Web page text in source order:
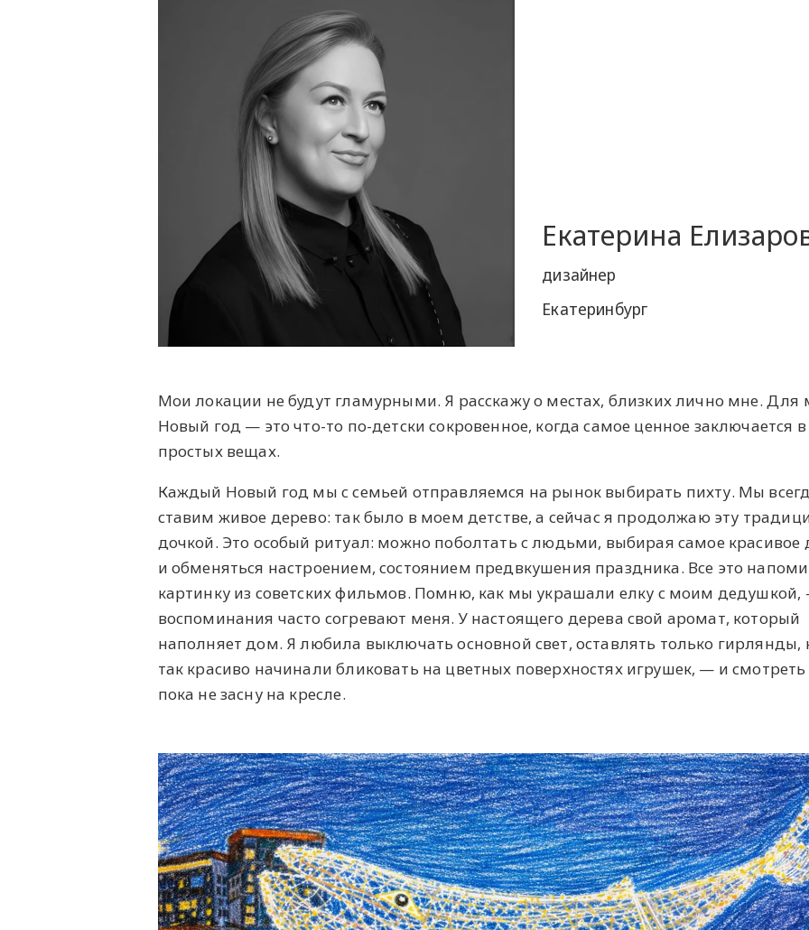
Екатерина
дизайнер
Екатеринбург
Мои локации не будут гламурными. Я расскажу о местах, близких лично мне. Для
Новый год — это что-то по-детски сокровенное, когда самое ценное заключается
простых вещах.
Каждый Новый год мы с семьей отправляемся на рынок выбирать пихту. Мы
ставим живое дерево: так было в моем детстве, а сейчас я продолжаю эту
дочкой. Это особый ритуал: можно поболтать с людьми, выбирая самое красивое
и обменяться настроением, состоянием предвкушения праздника. Все это
картинку из советских фильмов. Помню, как мы украшали елку с моим дедушкой,
воспоминания часто согревают меня. У настоящего дерева свой аромат, который
наполняет дом. Я любила выключать основной свет, оставлять только гирлянды,
так красиво начинали бликовать на цветных поверхностях игрушек, — и
пока не засну на кресле.